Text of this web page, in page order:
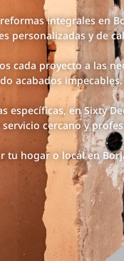
integrales en
personalizadas y de
cada proyecto a las
acabados impecables.
específicas, en Sixty
cercano y
tu hogar o local en